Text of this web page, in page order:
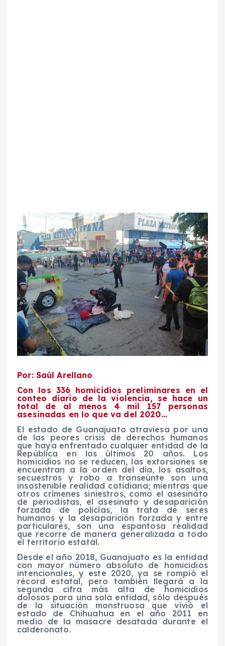
Por: Saúl Arellano
Con los 336 homicidios preliminares en el
conteo diario de la violencia, se hace un
total de al menos 4 mil 157 personas
asesinadas en lo que va del 2020…
El estado de Guanajuato atraviesa por una
de las peores crisis de derechos humanos
que haya enfrentado cualquier entidad de la
República en los últimos 20 años. Los
homicidios no se reducen, las extorsiones se
encuentran a la orden del día, los asaltos,
secuestros y robo a transeúnte son una
insostenible realidad cotidiana; mientras que
otros crímenes siniestros, como el asesinato
de periodistas, el asesinato y desaparición
forzada de policías, la trata de seres
humanos y la desaparición forzada y entre
particulares, son una espantosa realidad
que recorre de manera generalizada a todo
el territorio estatal.
Desde el año 2018, Guanajuato es la entidad
con mayor número absoluto de homicidios
intencionales, y este 2020, ya se rompió el
récord estatal, pero también llegará a la
segunda cifra más alta de homicidios
dolosos para una sola entidad, sólo después
de la situación monstruosa que vivió el
estado de Chihuahua en el año 2011 en
medio de la masacre desatada durante el
calderonato.